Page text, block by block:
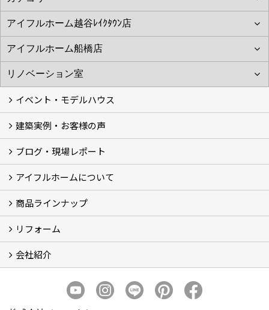
イベント・モデルハウス
イベント
モデルハウス見学
建築実例・お客様の声
建築実例
お客様の声
ブログ・現場レポート
ブログ
現場レポート
アイフルホームについて
アイフルホームについて (5)
商品ラインナップ
商品ラインナップ
リフォーム
まるごと断熱リフォーム
イベント情報
施工事例
会社紹介
スタッフ紹介
個人情報保護方針